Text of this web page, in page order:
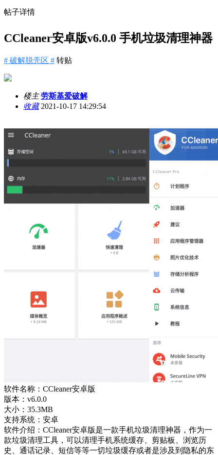
帖子详情
CCleaner安卓版v6.0.0 手机垃圾清理神器
# 破解脱壳区 # 转贴
楼主 劳斯基爱破解
收藏2021-10-17 14:29:54
软件名称：CCleaner安卓版
版本：v6.0.0
大小：35.3MB
支持系统：安卓
软件介绍：CCleaner安卓版是一款手机垃圾清理神器，作为一
款垃圾清理工具，可以清理手机系统缓存、剪贴板、浏览历
史、通话记录、短信等等一切垃圾缓存或者是涉及到隐私的东